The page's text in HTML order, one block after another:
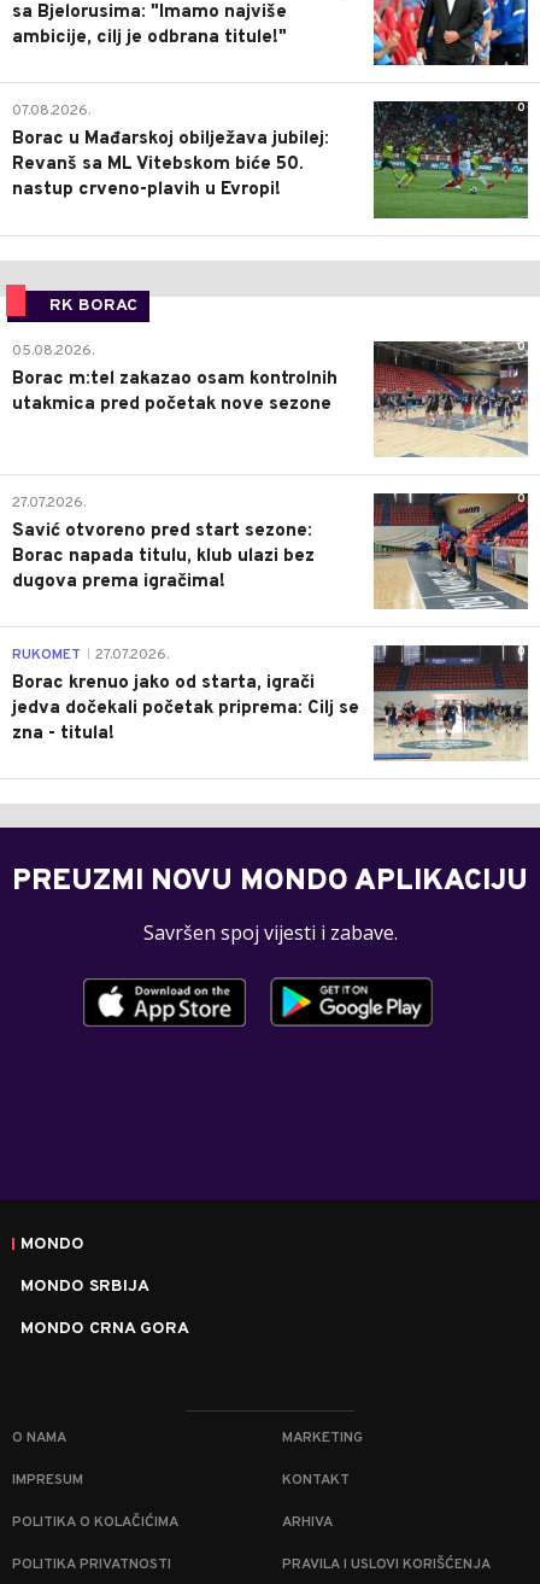
sa Bjelorusima: "Imamo najviše
ambicije, cilj je odbrana titule!"
0
07.08.2026.
Borac u Mađarskoj obilježava jubilej:
Revanš sa ML Vitebskom biće 50.
nastup crveno-plavih u Evropi!
RK BORAC
0
05.08.2026.
Borac m:tel zakazao osam kontrolnih
utakmica pred početak nove sezone
0
27.07.2026.
Savić otvoreno pred start sezone:
Borac napada titulu, klub ulazi bez
dugova prema igračima!
0
RUKOMET 27.07.2026.
Borac krenuo jako od starta, igrači
jedva dočekali početak priprema: Cilj se
zna - titula!
PREUZMI NOVU MONDO APLIKACIJU
Savršen spoj vijesti i zabave.
MONDO
MONDO SRBIJA
MONDO CRNA GORA
O NAMA MARKETING
IMPRESUM KONTAKT
POLITIKA O KOLAČIĆIMA ARHIVA
POLITIKA PRIVATNOSTI PRAVILA I USLOVI KORIŠĆENJA